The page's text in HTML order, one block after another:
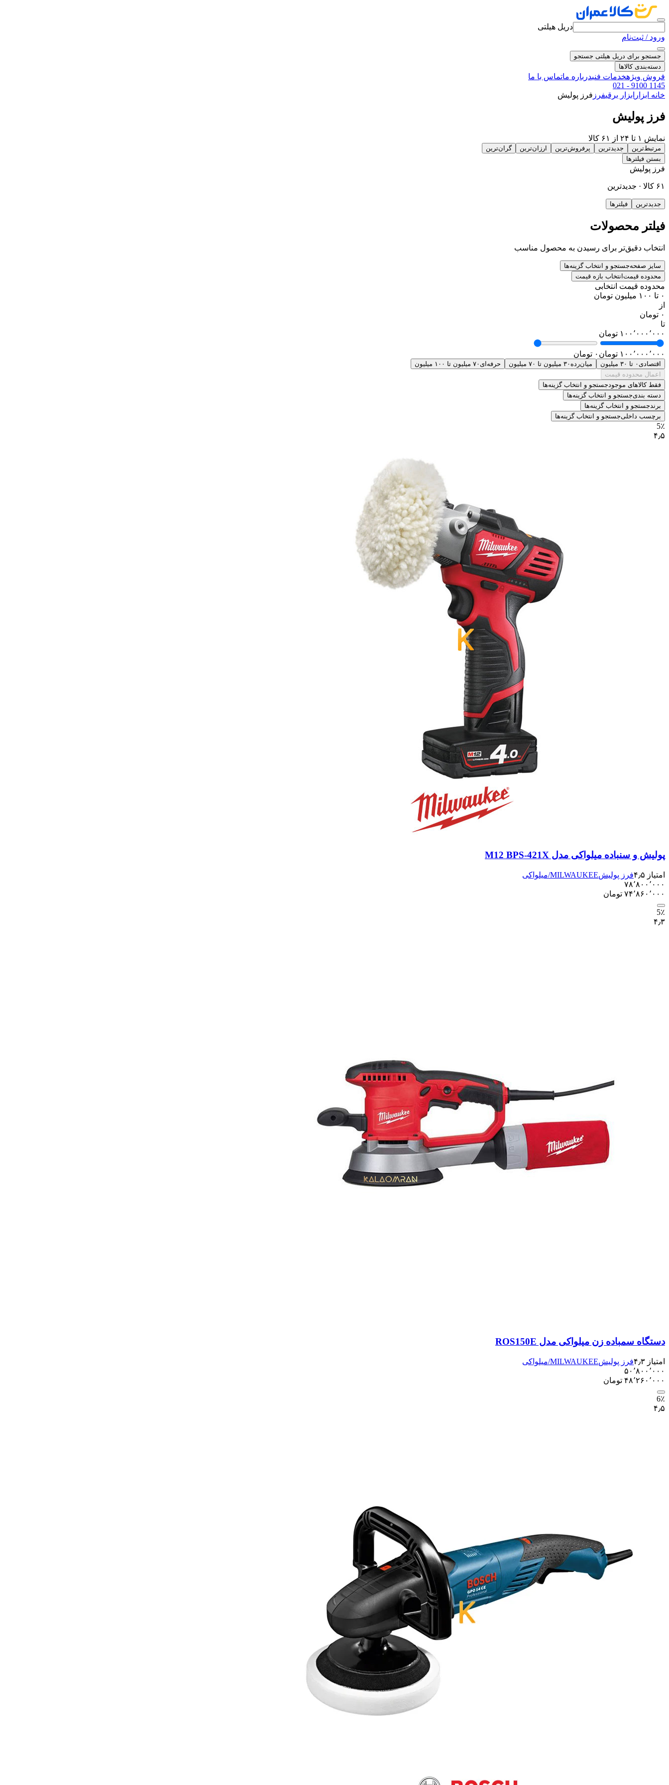
دریل هیلتی
ورود / ثبت‌نام
جستجو برای دریل هیلتی جستجو
دسته‌بندی کالاها
فروش ویژهخدمات فنیدرباره ماتماس با ما
021 - 9100 1145
خانه ابزار ابزار برقیفرز فرز پولیش
فرز پولیش
نمایش ۱ تا ۲۴ از ۶۱ کالا
مرتبط‌ترین جدیدترین پرفروش‌ترین ارزان‌ترین
گران‌ترین
بستن فیلترها
فرز پولیش
۶۱ کالا · جدیدترین
جدیدترین فیلترها
فیلتر محصولات
انتخاب دقیق‌تر برای رسیدن به محصول مناسب
سایز صفحهجستجو و انتخاب گزینه‌ها
محدوده قیمتانتخاب بازه قیمت
محدوده قیمت انتخابی
۰ تا ۱۰۰ میلیون تومان
از
۰ تومان
تا
۱۰۰٬۰۰۰٬۰۰۰ تومان
۱۰۰٬۰۰۰٬۰۰۰ تومان ۰ تومان
اقتصادی ۰ تا ۳۰ میلیون میان‌رده ۳۰ میلیون تا ۷۰ میلیون حرفه‌ای ۷۰ میلیون تا ۱۰۰ میلیون
اعمال محدوده قیمت
فقط کالاهای موجود جستجو و انتخاب گزینه‌ها
دسته بندیجستجو و انتخاب گزینه‌ها
برند جستجو و انتخاب گزینه‌ها
برچسب داخلیجستجو و انتخاب گزینه‌ها
5٪
۴٫۵
پولیش و سنباده میلواکی مدل M12 BPS-421X
امتیاز ۴٫۵ فرز پولیشMILWAUKEE/میلواکی
۷۸٬۸۰۰٬۰۰۰
۷۴٬۸۶۰٬۰۰۰ تومان
5٪
۴٫۳
دستگاه سمباده زن میلواکی مدل ROS150E
امتیاز ۴٫۳ فرز پولیشMILWAUKEE/میلواکی
۵۰٬۸۰۰٬۰۰۰
۴۸٬۲۶۰٬۰۰۰ تومان
6٪
۴٫۵